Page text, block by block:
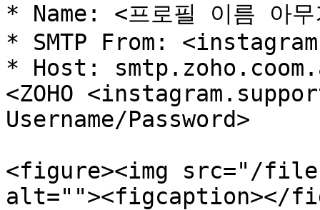
* Name: <프로필 이름 아무
* SMTP From:
* Host:
<ZOHO
Username/Password>
<figure><img src="/files/
alt=""><figcaption></